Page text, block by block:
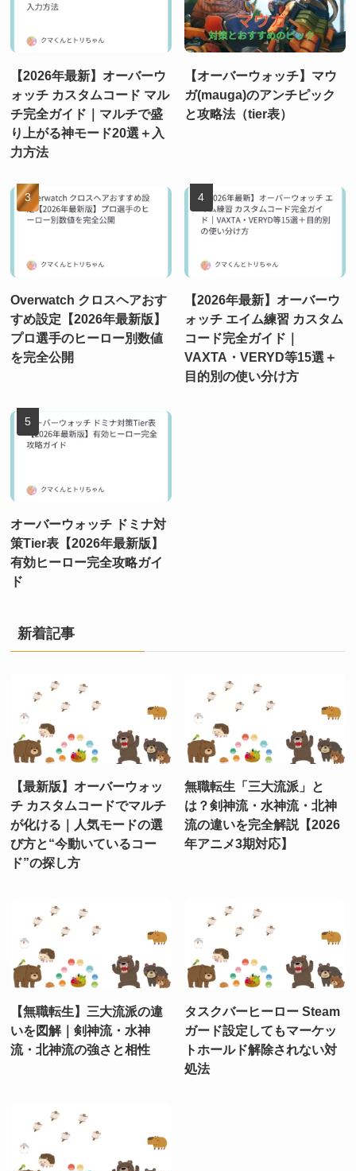
【2026年最新】オーバーウ
ォッチ カスタムコード マル
チ完全ガイド｜マルチで盛
り上がる神モード20選＋入
力方法
【オーバーウォッチ】マウ
ガ(mauga)のアンチピック
と攻略法（tier表）
Overwatch クロスヘアおす
すめ設定【2026年最新版】
プロ選手のヒーロー別数値
を完全公開
【2026年最新】オーバーウ
ォッチ エイム練習 カスタム
コード完全ガイド｜
VAXTA・VERYD等15選＋
目的別の使い分け方
オーバーウォッチ ドミナ対
策Tier表【2026年最新版】
有効ヒーロー完全攻略ガイ
ド
新着記事
【最新版】オーバーウォッ
チ カスタムコードでマルチ
が化ける｜人気モードの選
び方と“今動いているコー
ド”の探し方
無職転生「三大流派」と
は？剣神流・水神流・北神
流の違いを完全解説【2026
年アニメ3期対応】
【無職転生】三大流派の違
いを図解｜剣神流・水神
流・北神流の強さと相性
タスクバーヒーロー Steam
ガード設定してもマーケッ
トホールド解除されない対
処法